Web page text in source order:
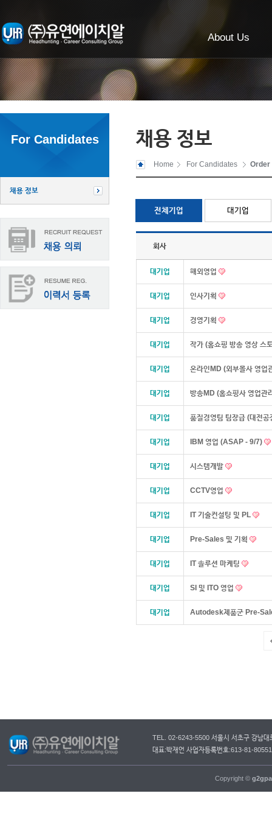
About Us
For Candidates
채용 정보
채용 정보
Home For Candidates Order
전체기업 대기업
회사
대기업 해외영업
대기업 인사기획
대기업 경영기획
대기업 작가 (홈쇼핑 방송 영상 스
대기업 온라인MD (외부몰사 영업
대기업 방송MD (홈쇼핑사 영업관
대기업 품질경영팀 팀장급 (대전
대기업 IBM 영업 (ASAP - 9/7)
대기업 시스템개발
대기업 CCTV영업
대기업 IT 기술컨설팅 및 PL
대기업 Pre-Sales 및 기획
대기업 IT 솔루션 마케팅
대기업 SI 및 ITO 영업
대기업 Autodesk제품군 Pre-
TEL. 02-6243-5500 서울시 서초구 강남대
대표:박재언 사업자등록번호:613-81-
Copyright ©